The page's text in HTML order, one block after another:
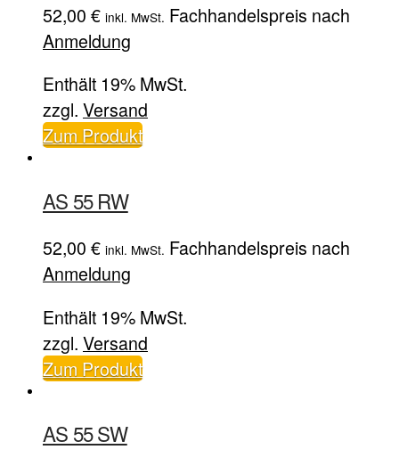
52,00 € inkl. MwSt. Fachhandelspreis nach
Anmeldung
Enthält 19% MwSt.
zzgl. Versand
Zum Produkt
AS 55 RW
52,00 € inkl. MwSt. Fachhandelspreis nach
Anmeldung
Enthält 19% MwSt.
zzgl. Versand
Zum Produkt
AS 55 SW